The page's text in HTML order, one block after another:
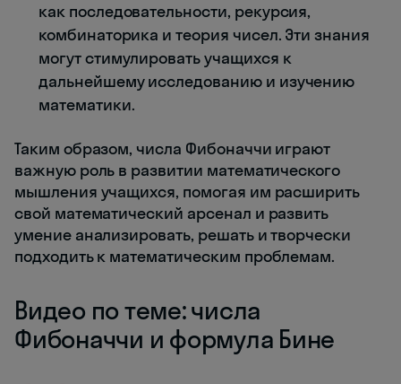
как последовательности, рекурсия,
комбинаторика и теория чисел. Эти знания
могут стимулировать учащихся к
дальнейшему исследованию и изучению
математики.
Таким образом, числа Фибоначчи играют
важную роль в развитии математического
мышления учащихся, помогая им расширить
свой математический арсенал и развить
умение анализировать, решать и творчески
подходить к математическим проблемам.
Видео по теме: числа
Фибоначчи и формула Бине